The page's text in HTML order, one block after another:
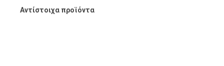
Αντίστοιχα προϊόντα